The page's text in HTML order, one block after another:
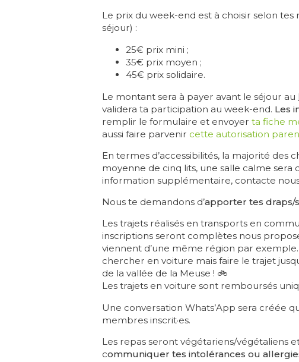
Le prix du week-end est à choisir selon
séjour) :
25€ prix mini ;
35€ prix moyen ;
45€ prix solidaire.
Le montant sera à payer avant le séjour au
validera ta participation au week-end. Les
remplir le formulaire et envoyer ta fiche
aussi faire parvenir cette autorisation
En termes d’accessibilités, la majorité
moyenne de cinq lits, une salle calme
information supplémentaire, contacte
Nous te demandons d’apporter tes draps/
Les trajets réalisés en transports en
inscriptions seront complètes nous
viennent d’une même région par
chercher en voiture mais faire le trajet
de la vallée de la Meuse ! 🚲
Les trajets en voiture sont remboursés
Une conversation Whats’App sera créée
membres inscrit·es.
Les repas seront végétariens/végétaliens
communiquer tes intolérances ou